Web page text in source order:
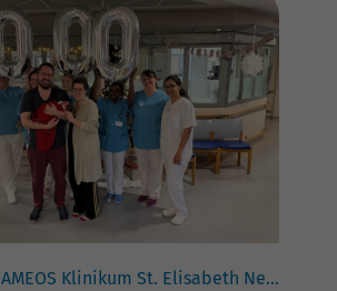
AMEOS Klinikum St. Elisabeth Neuburg